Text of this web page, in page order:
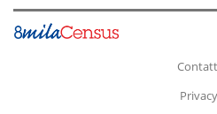
Privacy